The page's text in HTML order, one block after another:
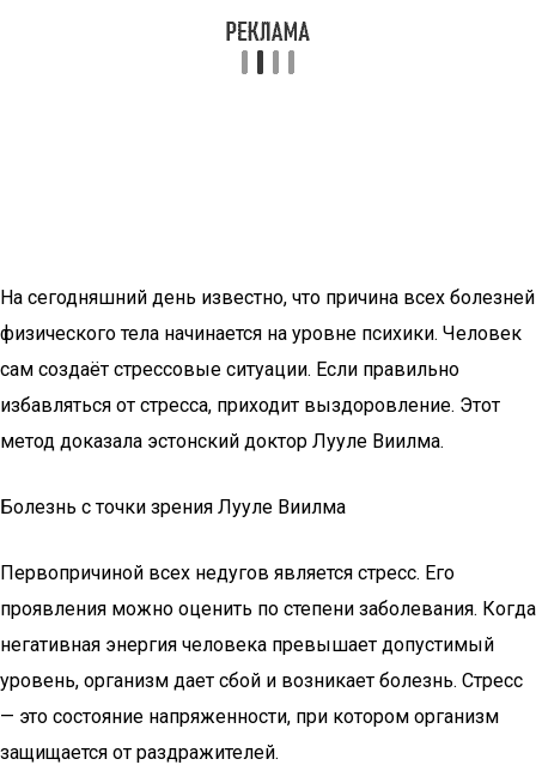
На сегодняшний день известно, что причина всех болезней
физического тела начинается на уровне психики. Человек
сам создаёт стрессовые ситуации. Если правильно
избавляться от стресса, приходит выздоровление. Этот
метод доказала эстонский доктор Лууле Виилма.
Болезнь с точки зрения Лууле Виилма
Первопричиной всех недугов является стресс. Его
проявления можно оценить по степени заболевания. Когда
негативная энергия человека превышает допустимый
уровень, организм дает сбой и возникает болезнь. Стресс
— это состояние напряженности, при котором организм
защищается от раздражителей.